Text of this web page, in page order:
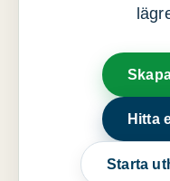
Hitta
Starta